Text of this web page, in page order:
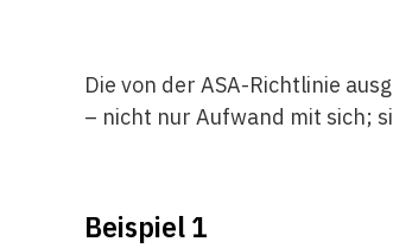
Die von der ASA-Richtlinie
– nicht nur Aufwand mit sich;
Beispiel 1